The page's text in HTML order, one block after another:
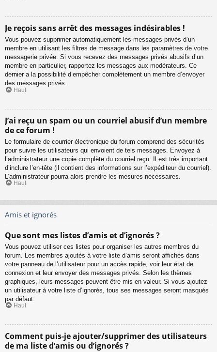
Je reçois sans arrêt des messages indésirables !
Vous pouvez supprimer automatiquement les messages privés d’un
membre en utilisant les filtres de message dans les paramètres de votre
messagerie privée. Si vous recevez des messages privés abusifs d’un
membre en particulier, rapportez les messages aux modérateurs. Ce
dernier a la possibilité d’empêcher complètement un membre d’envoyer
des messages privés.
Haut
J’ai reçu un spam ou un courriel abusif d’un membre
de ce forum !
Le formulaire de courrier électronique du forum comprend des sécurités
pour suivre les utilisateurs qui envoient de tels messages. Envoyez à
l’administrateur une copie complète du courriel reçu. Il est très important
d’inclure l’en-tête (il contient des informations sur l’expéditeur du courriel).
L’administrateur pourra alors prendre les mesures nécessaires.
Haut
Amis et ignorés
Que sont mes listes d’amis et d’ignorés ?
Vous pouvez utiliser ces listes pour organiser les autres membres du
forum. Les membres ajoutés à votre liste d’amis seront affichés dans
votre panneau de l’utilisateur pour un accès rapide, voir leur état de
connexion et leur envoyer des messages privés. Selon les thèmes
graphiques, leurs messages peuvent être mis en valeur. Si vous ajoutez
un utilisateur à votre liste d’ignorés, tous ses messages seront masqués
par défaut.
Haut
Comment puis-je ajouter/supprimer des utilisateurs
de ma liste d’amis ou d’ignorés ?